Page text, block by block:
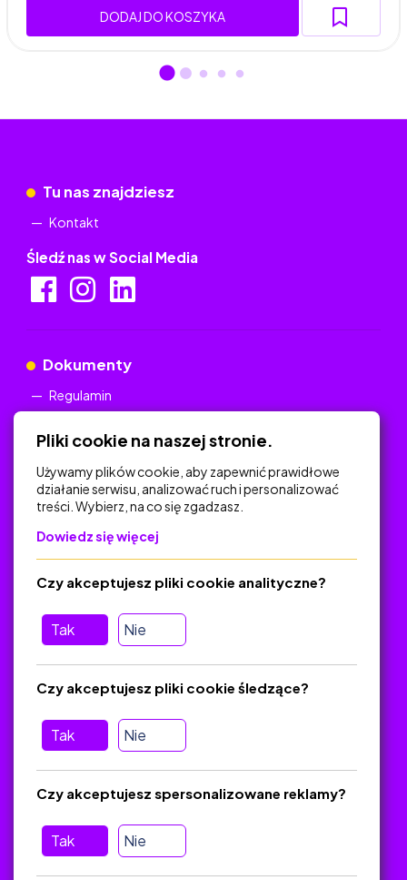
DODAJ DO KOSZYKA
Tu nas znajdziesz
Kontakt
Śledź nas w Social Media
Dokumenty
Regulamin
Na skróty
Polityka Prywatności
Regulamin
O platformie
Baza materiałów dydaktycznych
Jak zostać autorem
FAQ
wiadomość nie trafiła do folderu SPAM)
Pliki cookie na naszej stronie.
Używamy plików cookie, aby zapewnić prawidłowe
działanie serwisu, analizować ruch i personalizować
treści. Wybierz, na co się zgadzasz.
Dowiedz się więcej
Tak Nie
Czy akceptujesz pliki cookie analityczne?
Tak Nie
Czy akceptujesz pliki cookie śledzące?
Tak Nie
Czy akceptujesz spersonalizowane reklamy?